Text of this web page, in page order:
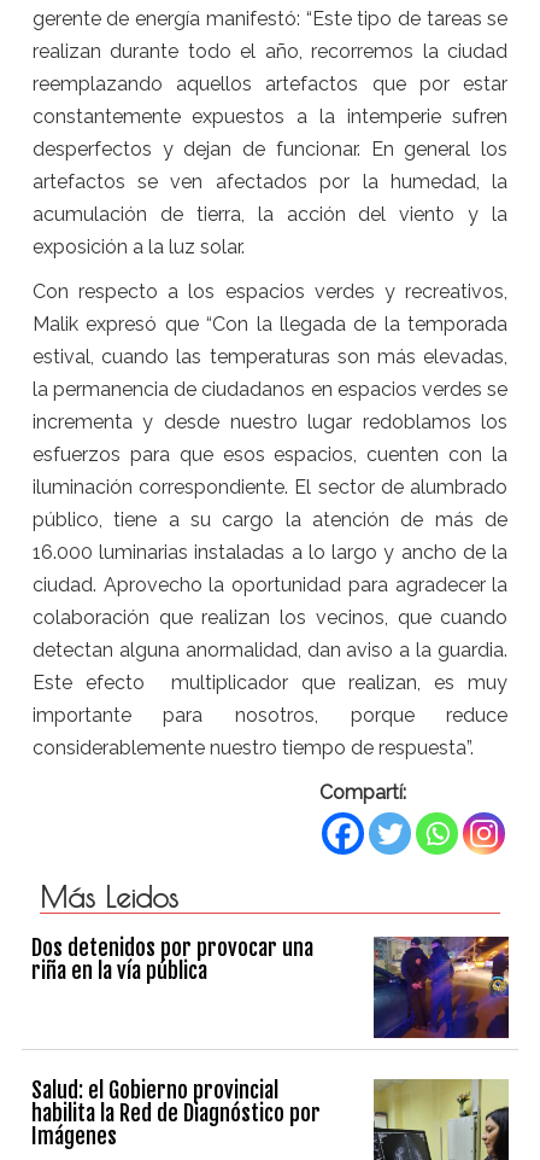
gerente de energía manifestó: “Este tipo de tareas se
realizan durante todo el año, recorremos la ciudad
reemplazando aquellos artefactos que por estar
constantemente expuestos a la intemperie sufren
desperfectos y dejan de funcionar. En general los
artefactos se ven afectados por la humedad, la
acumulación de tierra, la acción del viento y la
exposición a la luz solar.
Con respecto a los espacios verdes y recreativos,
Malik expresó que “Con la llegada de la temporada
estival, cuando las temperaturas son más elevadas,
la permanencia de ciudadanos en espacios verdes se
incrementa y desde nuestro lugar redoblamos los
esfuerzos para que esos espacios, cuenten con la
iluminación correspondiente. El sector de alumbrado
público, tiene a su cargo la atención de más de
16.000 luminarias instaladas a lo largo y ancho de la
ciudad. Aprovecho la oportunidad para agradecer la
colaboración que realizan los vecinos, que cuando
detectan alguna anormalidad, dan aviso a la guardia.
Este efecto multiplicador que realizan, es muy
importante para nosotros, porque reduce
considerablemente nuestro tiempo de respuesta”.
Compartí:
Más Leidos
Dos detenidos por provocar una
riña en la vía pública
Salud: el Gobierno provincial
habilita la Red de Diagnóstico por
Imágenes